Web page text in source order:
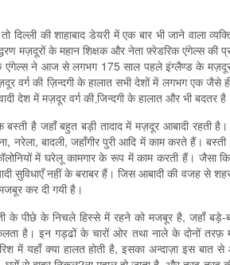
की शाहाबाद डेयरी में एक बार भी जाने वाला
मज़दूरों के महान शिक्षक और नेता फ़्रेडरिक एंगेल्स की
एंगेल्स ने आज से लगभग 175 साल पहले इंग्लैण्ड के
वर्ग की ज़िन्दगी के हालात सभी देशों में लगभग एक जैसे
देश में मज़दूर वर्ग की जि़न्दगी के हालात और भी बदतर है।
बस्ती है जहाँ बहुत बड़ी तादाद में मज़दूर आबादी रहती
नरेला, बादली, जहाँगीर पुरी आदि में काम करते हैं। बस्ती
में घरेलू कामगार के रूप में काम करती हैं। जैसा
सुविधाएँ नहीं के बराबर हैं। जिस आबादी की वजह से
कर दी गयी है।
के पीछे के निचले हिस्से में रहने को मजबूर है, जहाँ
है। इन गड्ढों के चारों ओर तथा नाले के दोनों तरफ़
में यहाँ क्या हालत होती है, इसका अन्दाज़ा इस बात